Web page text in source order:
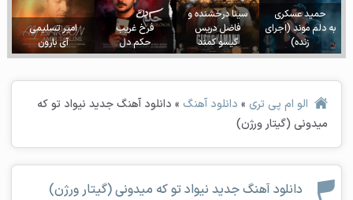
حمید عسکری
به دلم موند (اجرای
زنده)
سینا درخشنده و
فاضل دریس
گیسو کمند
فرخ غریب
حکم دل
امیر تسلیمی
آی بارون
الو ام پی تری» دانلود آهنگ » دانلود آهنگ جدید نیواد تو که
میدونی (گیتار ورژن)
دانلود آهنگ جدید نیواد تو که میدونی (گیتار ورژن)